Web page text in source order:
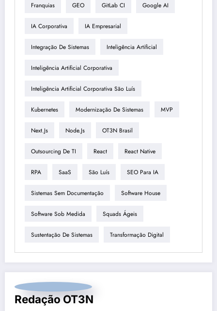
Franquias GEO GitLab CI Google AI
IA Corporativa IA Empresarial
Integração De Sistemas Inteligência Artificial
Inteligência Artificial Corporativa
Inteligência Artificial Corporativa São Luís
Kubernetes Modernização De Sistemas MVP
Next.js Node.js OT3N Brasil
Outsourcing De TI React React Native
RPA SaaS São Luís SEO Para IA
Sistemas Sem Documentação Software House
Software Sob Medida Squads Ágeis
Sustentação De Sistemas Transformação Digital
Redação OT3N